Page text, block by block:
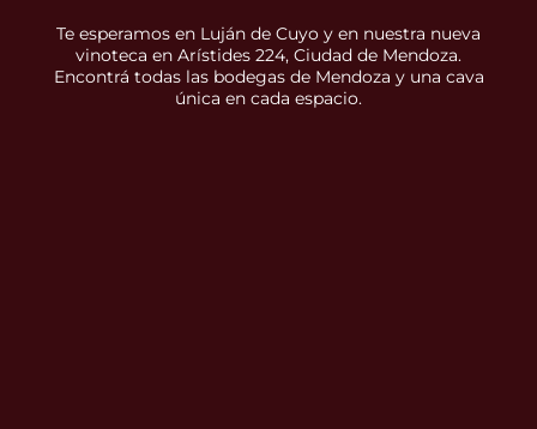
Te esperamos en Luján de Cuyo y en nuestra nueva
vinoteca en Arístides 224, Ciudad de Mendoza.
Encontrá todas las bodegas de Mendoza y una cava
única en cada espacio.